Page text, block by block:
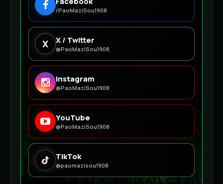
/PaoMaziSou1908
X X / Twitter
@PaoMaziSou1908
Instagram
@PaoMaziSou1908
YouTube
@PaoMaziSou1908
TikTok
@paomazisou1908